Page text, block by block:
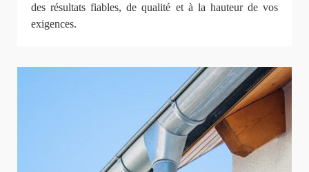
des résultats fiables, de qualité et à la hauteur de vos
exigences.